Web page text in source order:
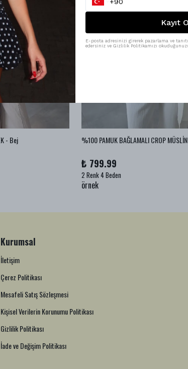
- Bej
₺ 799.99
2 Renk 4 Beden
örnek
Kurumsal
İletişim
Çerez Politikası
Mesafeli Satış Sözleşmesi
Kişisel Verilerin Korunumu Politikası
Gizlilik Politikası
İade ve Değişim Politikası
Kayıt
E-posta adresinizi girerek pazarlama ve
edersiniz ve Gizlilik Politikamızı